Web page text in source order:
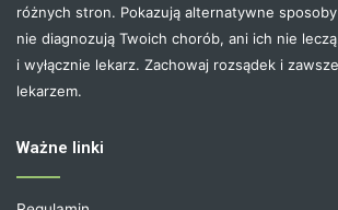
różnych stron. Pokazują alternatywne
nie diagnozują Twoich chorób, ani ich nie
i wyłącznie lekarz. Zachowaj rozsądek i
lekarzem.
Ważne linki